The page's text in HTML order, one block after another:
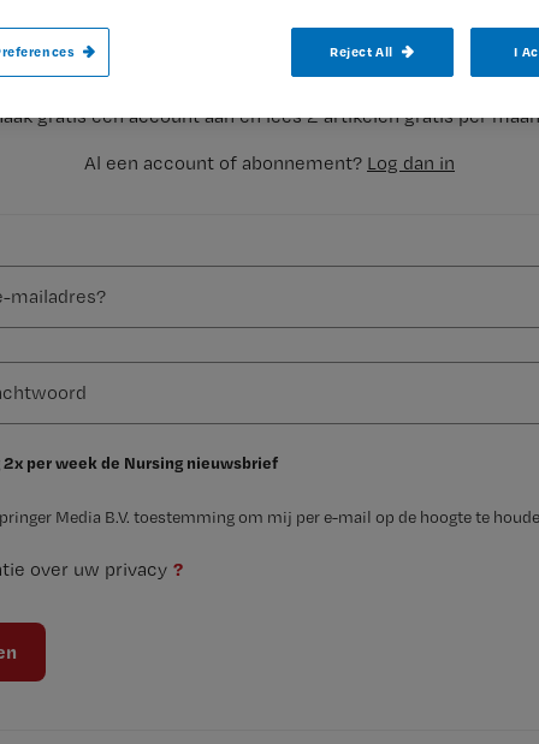
Wil je dit artikel lezen?
gratis een account aan en lees 2 artikelen gratis per
Al een account of abonnement? Log dan in
2x per week de Nursing nieuwsbrief
Media B.V. toestemming om mij per e-mail op de hoogte te
over uw privacy ?
Reject All I